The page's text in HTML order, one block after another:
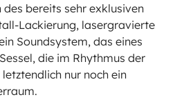
des bereits sehr exklusiven
Lackierung, lasergravierte
Soundsystem, das eines
die im Rhythmus der
nur noch ein